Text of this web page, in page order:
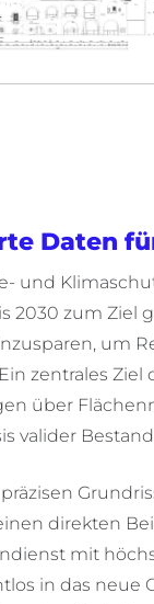
Daten
und
2030 zum Ziel
um
zentrales Ziel
über
valider
direkten
mit
in das neue